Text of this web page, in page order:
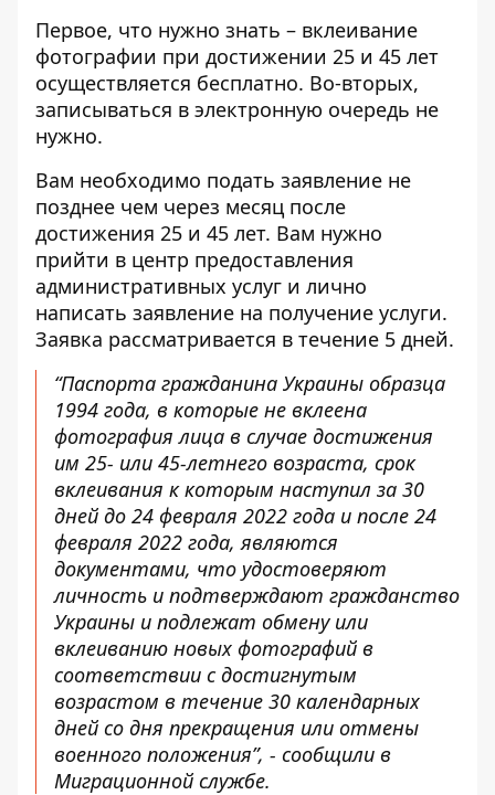
Первое, что нужно знать – вклеивание
фотографии при достижении 25 и 45 лет
осуществляется бесплатно. Во-вторых,
записываться в электронную очередь не
нужно.
Вам необходимо подать заявление не
позднее чем через месяц после
достижения 25 и 45 лет. Вам нужно
прийти в центр предоставления
административных услуг и лично
написать заявление на получение услуги.
Заявка рассматривается в течение 5 дней.
“Паспорта гражданина Украины образца
1994 года, в которые не вклеена
фотография лица в случае достижения
им 25- или 45-летнего возраста, срок
вклеивания к которым наступил за 30
дней до 24 февраля 2022 года и после 24
февраля 2022 года, являются
документами, что удостоверяют
личность и подтверждают гражданство
Украины и подлежат обмену или
вклеиванию новых фотографий в
соответствии с достигнутым
возрастом в течение 30 календарных
дней со дня прекращения или отмены
военного положения”, - сообщили в
Миграционной службе.